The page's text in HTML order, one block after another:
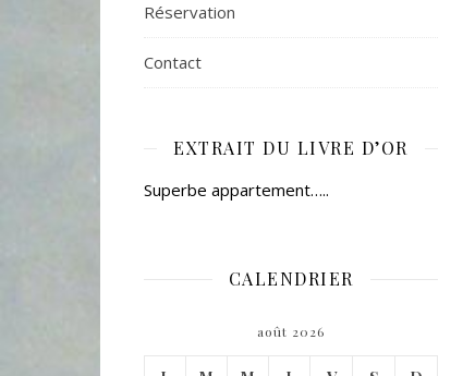
Réservation
Contact
EXTRAIT DU LIVRE D’OR
Superbe appartement…..
CALENDRIER
août 2026